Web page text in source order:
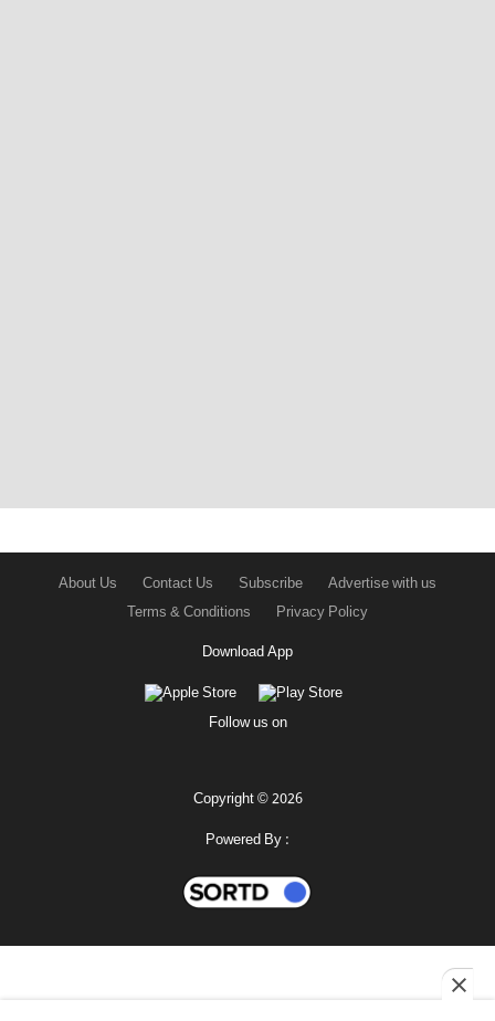
About Us Contact Us Subscribe
Advertise with us
Terms & Conditions
Privacy Policy
Download App
Follow us on
Copyright © 2026
Powered By :